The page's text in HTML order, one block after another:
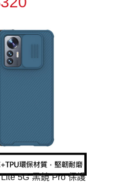
5G 黑鏡 Pro 保護